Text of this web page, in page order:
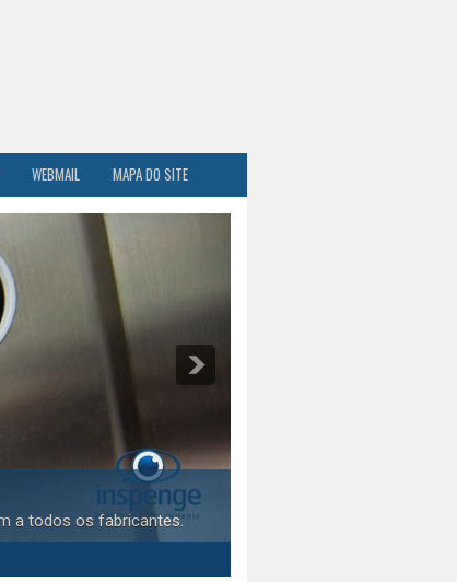
WEBMAIL MAPA DO SITE
PROJETO DE MODERNIZAÇÃO DE ELEVADORES
Devem se adequar às normas técnicas de segurança e